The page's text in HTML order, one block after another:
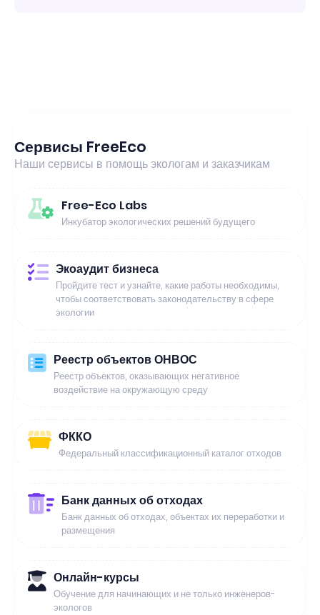
Сервисы FreeEco
Наши сервисы в помощь экологам и заказчикам
Free-Eco Labs
Инкубатор экологических решений будущего
Экоаудит бизнеса
Пройдите тест и узнайте, какие работы необходимы,
чтобы соответствовать законодательству в сфере
экологии
Реестр объектов ОНВОС
Реестр объектов, оказывающих негативное
воздействие на окружающую среду
ФККО
Федеральный классификационный каталог отходов
Банк данных об отходах
Банк данных об отходах, объектах их переработки и
размещения
Онлайн-курсы
Обучение для начинающих и не только инженеров-
экологов